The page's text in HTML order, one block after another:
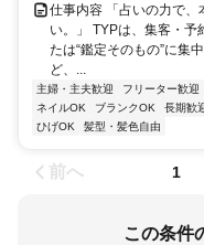
仕事内容 「占いの力で、
い。」 TYPは、集客・予
たは“鑑定そのもの”に集
ど、...
主婦・主夫歓迎 フリーター歓迎
ネイルOK
ブランクOK 長期歓
ひげOK
髪型・髪色自由
前へ 1
この条件